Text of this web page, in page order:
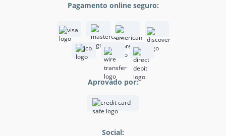
Pagamento online seguro:
Aprovado por:
Social: